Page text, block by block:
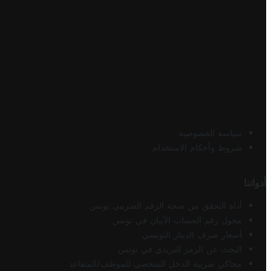
سياسة الخصوصية
شروط وأحكام الاستخدام
أدواتنا
أداة التحقق من صحة الرقم الضريبي تونس
محول رقم الحساب الآيبان في تونس
أسعار صرف الدينار التونسي
البحث عن الرمز البريدي في تونس
محاكي ضريبة الدخل الشخصي للموظف/المتقاعد